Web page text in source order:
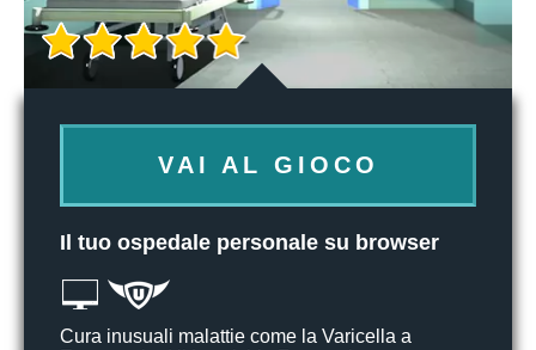
VAI AL GIOCO
Il tuo ospedale personale su browser
Cura inusuali malattie come la Varicella a